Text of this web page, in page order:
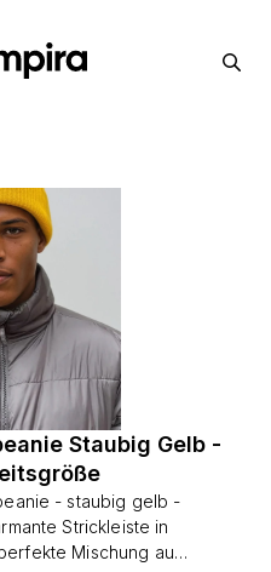
Staubig Gelb -
- staubig gelb -
Strickleiste in
Mischung aus